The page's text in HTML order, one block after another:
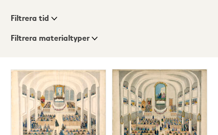
Visningsläge
ListaKarta
Filtrera tid
Filtrera materialtyper
träffar